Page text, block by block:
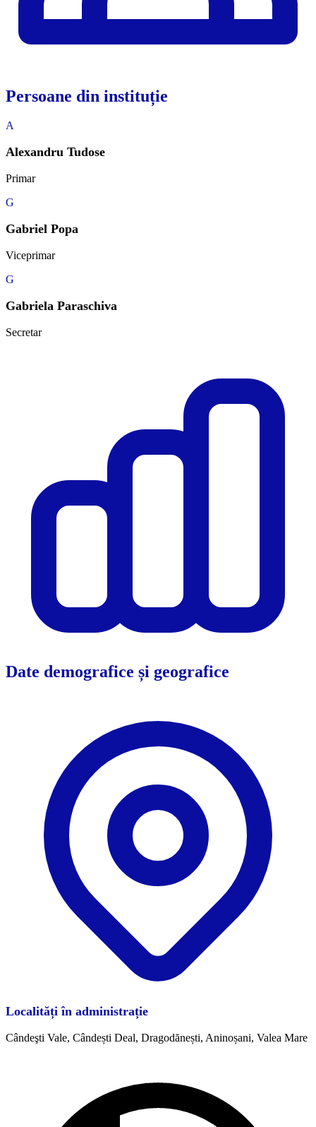
Persoane din instituție
A
Alexandru Tudose
Primar
G
Gabriel Popa
Viceprimar
G
Gabriela Paraschiva
Secretar
Date demografice și geografice
Localități în administrație
Cândeşti Vale, Cândești Deal, Dragodănești, Aninoșani, Valea Mare